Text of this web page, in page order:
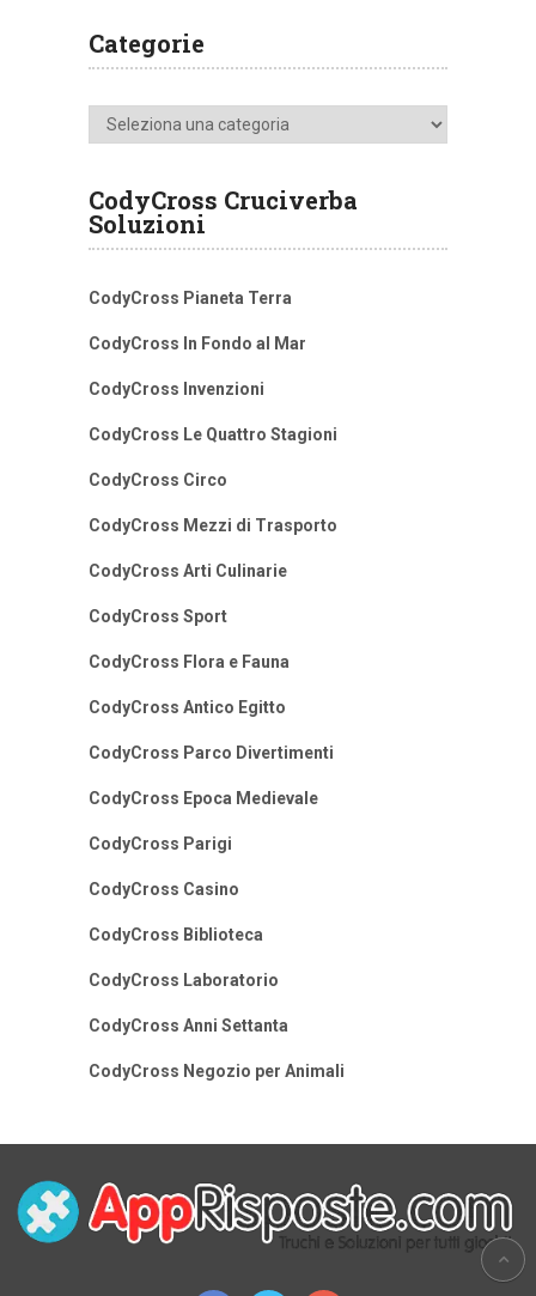
Categorie
Categorie
CodyCross Cruciverba
Soluzioni
CodyCross Pianeta Terra
CodyCross In Fondo al Mar
CodyCross Invenzioni
CodyCross Le Quattro Stagioni
CodyCross Circo
CodyCross Mezzi di Trasporto
CodyCross Arti Culinarie
CodyCross Sport
CodyCross Flora e Fauna
CodyCross Antico Egitto
CodyCross Parco Divertimenti
CodyCross Epoca Medievale
CodyCross Parigi
CodyCross Casino
CodyCross Biblioteca
CodyCross Laboratorio
CodyCross Anni Settanta
CodyCross Negozio per Animali